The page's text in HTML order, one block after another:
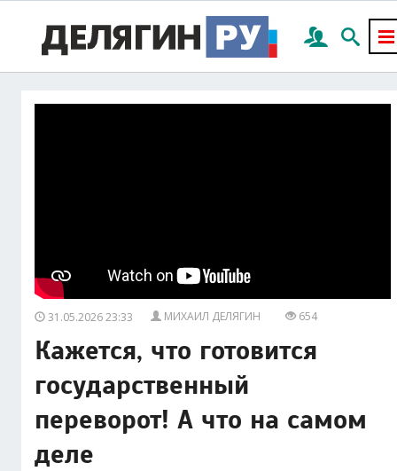
31.05.2026 23:33 МИХАИЛ ДЕЛЯГИН 654
Кажется, что готовится
государственный
переворот! А что на самом
деле